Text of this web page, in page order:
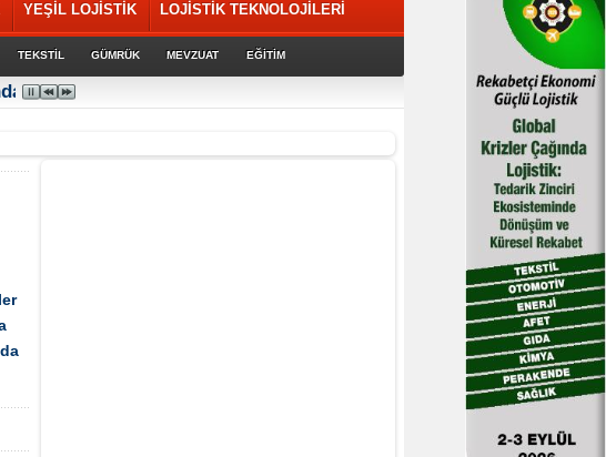
YEŞİL LOJİSTİK LOJİSTİK TEKNOLOJİLERİ
TEKSTİL GÜMRÜK MEVZUAT EĞİTİM
güçlenerek devam ediyor